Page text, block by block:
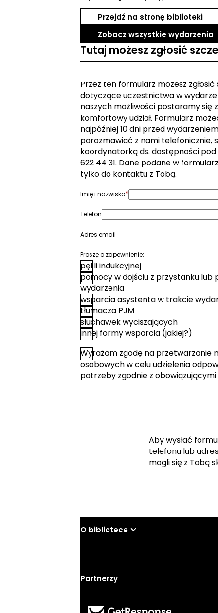
Przejdź na stronę biblioteki
Zobacz wszystkie wydarzenia
Tutaj możesz zgłosić
Przez ten formularz możesz
dotyczące uczestnictwa w
naszych możliwości postaramy się
komfortowy udział. Formularz
najpóźniej 10 dni przed
porozmawiać z nami telefonicznie,
koordynatorką ds. dostępności
622 44 31. Dane podane w
tylko do kontaktu z Tobą.
Imię i nazwisko*
Telefon
Adres email
Proszę o zapewnienie:
pętli indukcyjnej
pomocy w dojściu z przystanku lub
wydarzenia
wsparcia asystenta w trakcie
tłumacza PJM
słuchawek wyciszających
innej formy wsparcia (jakiej?)
Zgoda*
Wyrażam zgodę na przetwarzanie
osobowych w celu udzielenia
potrzeby zgodnie z obowiązującymi
Aby wysłać
telefonu lub
mogli się z Tobą
O bibliotece
Partnerzy